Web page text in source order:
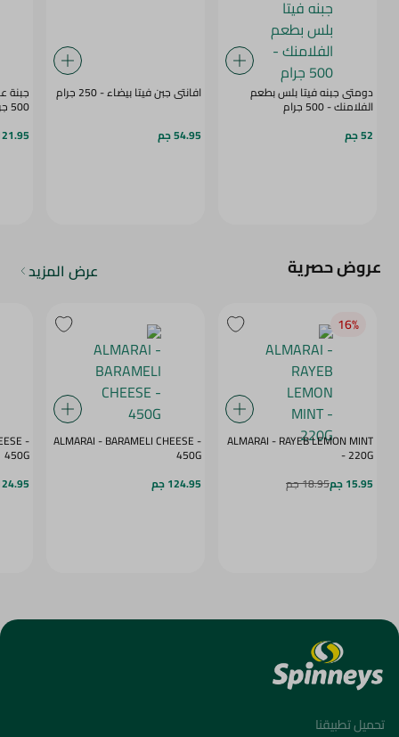
دومتى جبنه فيتا بلس بطعم
الفلامنك - 500 جرام
52 جم
افانتى جبن فيتا بيضاء - 250 جرام
54.95 جم
جبنة
500 جرام
121.95
عروض حصرية عرض المزيد
16‎%‎
ALMARAI - RAYEB LEMON MINT
- 220G
15.95 جم
18.95 جم
ALMARAI - BARAMELI CHEESE -
450G
124.95 جم
-
450G
124.95
تحميل تطبيقنا